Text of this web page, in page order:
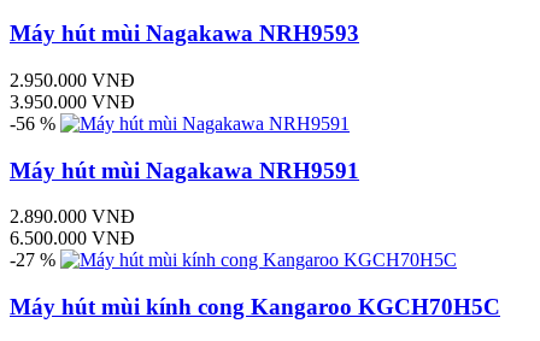
Máy hút mùi Nagakawa NRH9593
2.950.000 VNĐ
3.950.000 VNĐ
-56 %
Máy hút mùi Nagakawa NRH9591
2.890.000 VNĐ
6.500.000 VNĐ
-27 %
Máy hút mùi kính cong Kangaroo KGCH70H5C